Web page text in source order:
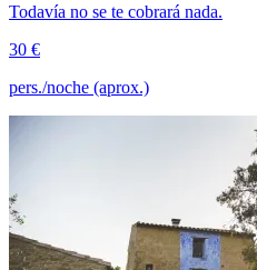
Todavía no se te cobrará nada.
30 €
pers./noche (aprox.)